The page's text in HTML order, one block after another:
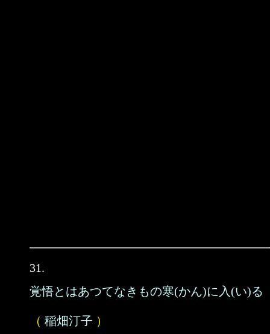
31.
覚悟とはあつてなきもの寒(かん)に入(い)る
（ 稲畑汀子 ）